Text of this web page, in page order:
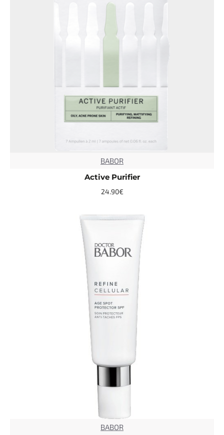
BABOR
Active Purifier
24.90€
BABOR